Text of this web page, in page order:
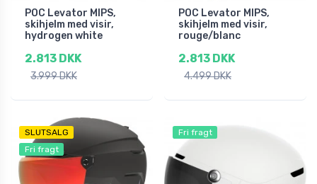
POC Levator MIPS,
skihjelm med visir,
hydrogen white
2.813 DKK
3.999 DKK
POC Levator MIPS,
skihjelm med visir,
rouge/blanc
2.813 DKK
4.499 DKK
SLUTSALG
Fri fragt
Fri fragt